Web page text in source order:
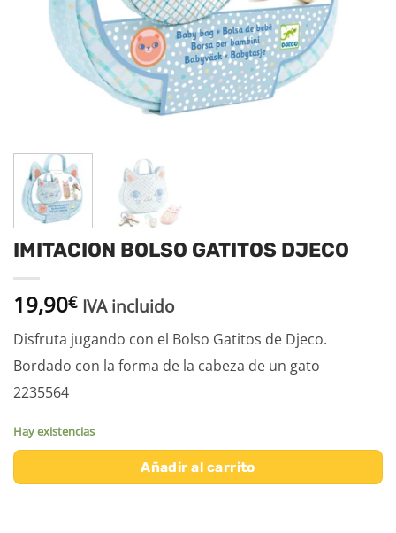
IMITACION BOLSO GATITOS DJECO
19,90€ IVA incluido
Disfruta jugando con el Bolso Gatitos de Djeco.
Bordado con la forma de la cabeza de un gato
2235564
Hay existencias
Añadir al carrito